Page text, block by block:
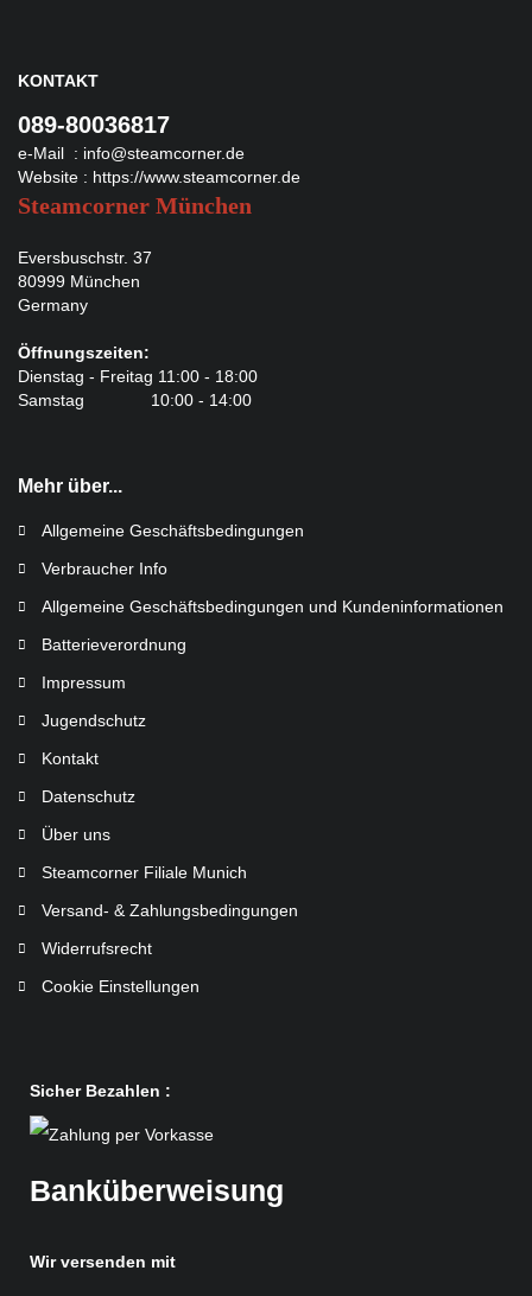
KONTAKT
089-80036817
e-Mail : info@steamcorner.de
Website : https://www.steamcorner.de
Steamcorner München
Eversbuschstr. 37
80999 München
Germany
Öffnungszeiten:
Dienstag - Freitag 11:00 - 18:00
Samstag 10:00 - 14:00
Mehr über...
Allgemeine Geschäftsbedingungen
Verbraucher Info
Allgemeine Geschäftsbedingungen und Kundeninformationen
Batterieverordnung
Impressum
Jugendschutz
Kontakt
Datenschutz
Über uns
Steamcorner Filiale Munich
Versand- & Zahlungsbedingungen
Widerrufsrecht
Cookie Einstellungen
Sicher Bezahlen :
Banküberweisung
Wir versenden mit